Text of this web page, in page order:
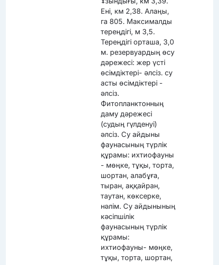
Ені, км 2,38. Алаңы,
га 805. Максималды
тереңдігі, м 3,5.
Тереңдігі орташа, 3,0
м. резервуардың өсу
дәрежесі: жер үсті
өсімдіктері- әлсіз. су
асты өсімдіктері -
әлсіз.
Фитопланктонның
даму дәрежесі
(судың гүлденуі)
әлсіз. Су айдыны
фаунасының түрлік
құрамы: ихтиофауны
- мөңке, тұқы, торта,
шортан, алабұға,
тыран, аққайран,
таутан, көксерке,
нәлім. Су айдынының
кәсіпшілік
фаунасының түрлік
құрамы:
ихтиофауны- мөңке,
тұқы, торта, шортан,